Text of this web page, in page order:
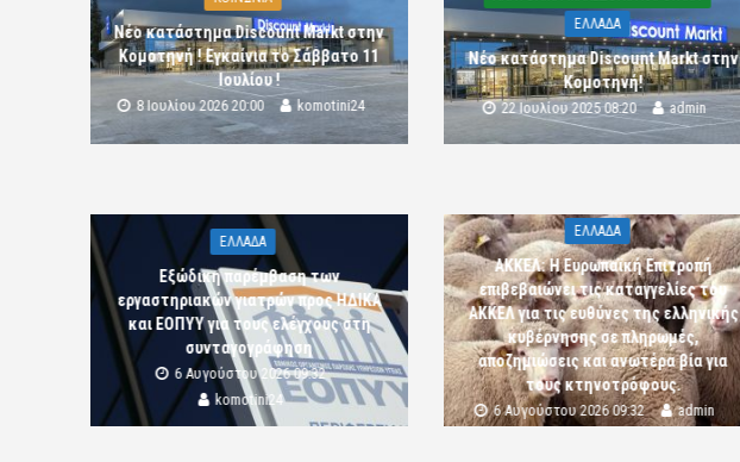
Νέο κατάστημα Discount Markt στην
Κομοτηνή ! Εγκαίνια το Σάββατο 11
Ιουλίου !
8 Ιουλίου 2026 20:00 komotini24
ΕΛΛΑΔΑ
Νέο κατάστημα Discount Markt στην
Κομοτηνή!
22 Ιουλίου 2025 08:20 admin
ΕΛΛΑΔΑ
Εξώδικη παρέμβαση των
εργαστηριακών γιατρών προς ΗΔΙΚΑ
και ΕΟΠΥΥ για τους ελέγχους στη
συνταγογράφηση
6 Αυγούστου 2026 09:32
komotini24
ΕΛΛΑΔΑ
ΑΚΚΕΛ: Η Ευρωπαϊκή Επιτροπή
επιβεβαιώνει τις καταγγελίες του
ΑΚΚΕΛ για τις ευθύνες της ελληνικής
κυβέρνησης σε πληρωμές,
αποζημιώσεις και ανωτέρα βία για
τους κτηνοτρόφους.
6 Αυγούστου 2026 09:32 admin